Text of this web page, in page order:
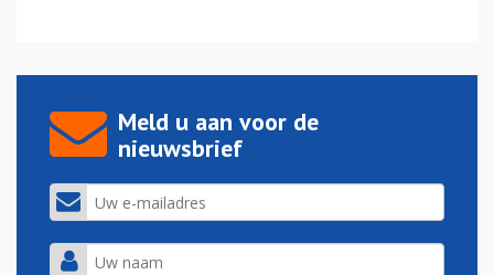
Meld u aan voor de
nieuwsbrief